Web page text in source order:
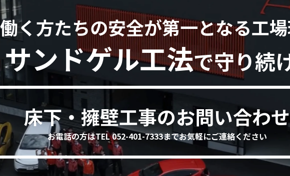
働く方たちの安全が第一となる工
サンドゲル工法で守り続
床下・擁壁工事のお問い合わせ
お電話の方はTEL 052-401-7333までお気軽にご連絡ください